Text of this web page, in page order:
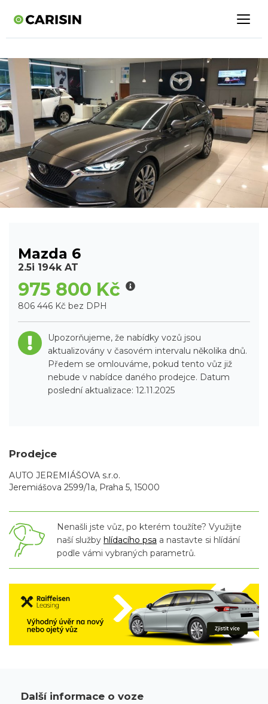
Mazda 6
2.5i 194k AT
975 800 Kč
806 446 Kč bez DPH
Upozorňujeme, že nabídky vozů jsou
aktualizovány v časovém intervalu několika dnů.
Předem se omlouváme, pokud tento vůz již
nebude v nabídce daného prodejce. Datum
poslední aktualizace: 12.11.2025
Prodejce
AUTO JEREMIÁŠOVA s.r.o.
Jeremiášova 2599/1a, Praha 5, 15000
Nenašli jste vůz, po kterém toužíte? Využijte
naší služby hlídacího psa a nastavte si hlídání
podle vámi vybraných parametrů.
Další informace o voze